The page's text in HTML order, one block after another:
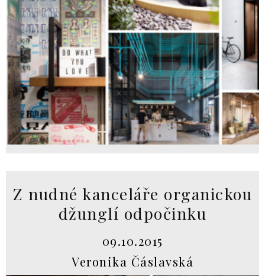
Z nudné kanceláře organickou
džunglí odpočinku
09.10.2015
Veronika Čáslavská